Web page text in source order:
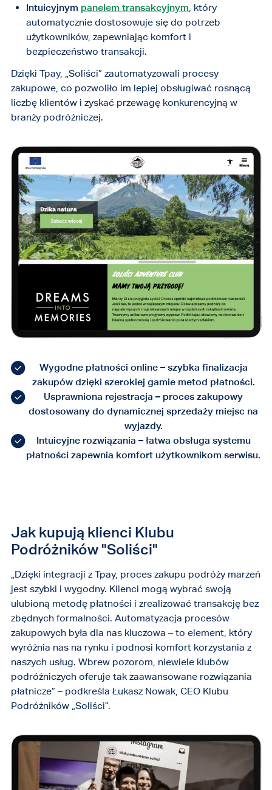
Wygodne płatności online – szybka finalizacja
zakupów dzięki szerokiej gamie metod płatności.
Usprawniona rejestracja – proces zakupowy
dostosowany do dynamicznej sprzedaży miejsc na
wyjazdy.
Intuicyjne rozwiązania – łatwa obsługa systemu
płatności zapewnia komfort użytkownikom serwisu.
Intuicyjnym panelem transakcyjnym , który
automatycznie dostosowuje się do potrzeb
użytkowników, zapewniając komfort i
bezpieczeństwo transakcji.
Dzięki Tpay, „Soliści” zautomatyzowali procesy
zakupowe, co pozwoliło im lepiej obsługiwać rosnącą
liczbę klientów i zyskać przewagę konkurencyjną w
branży podróżniczej.
Jak kupują klienci Klubu
Podróżników "Soliści"
„Dzięki integracji z Tpay, proces zakupu podróży marzeń
jest szybki i wygodny. Klienci mogą wybrać swoją
ulubioną metodę płatności i zrealizować transakcję bez
zbędnych formalności. Automatyzacja procesów
zakupowych była dla nas kluczowa – to element, który
wyróżnia nas na rynku i podnosi komfort korzystania z
naszych usług. Wbrew pozorom, niewiele klubów
podróżniczych oferuje tak zaawansowane rozwiązania
płatnicze” – podkreśla Łukasz Nowak, CEO Klubu
Podróżników „Soliści”.